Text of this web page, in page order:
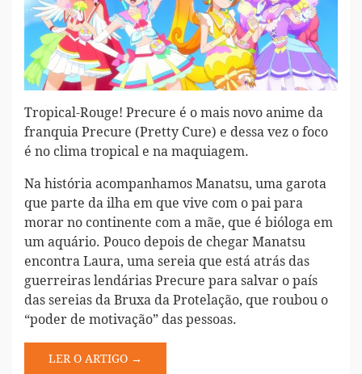
Tropical-Rouge! Precure é o mais novo anime da
franquia Precure (Pretty Cure) e dessa vez o foco
é no clima tropical e na maquiagem.
Na história acompanhamos Manatsu, uma garota
que parte da ilha em que vive com o pai para
morar no continente com a mãe, que é bióloga em
um aquário. Pouco depois de chegar Manatsu
encontra Laura, uma sereia que está atrás das
guerreiras lendárias Precure para salvar o país
das sereias da Bruxa da Protelação, que roubou o
“poder de motivação” das pessoas.
LER O ARTIGO →